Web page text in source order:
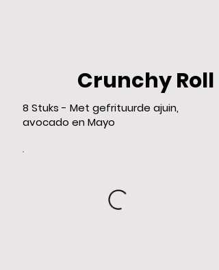
Crunchy Roll
8 Stuks - Met gefrituurde ajuin,
avocado en Mayo